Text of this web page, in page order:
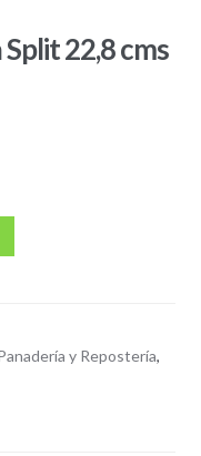
22,8 cms
y Repostería,